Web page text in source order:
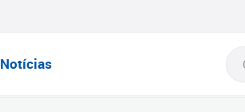
Notícias